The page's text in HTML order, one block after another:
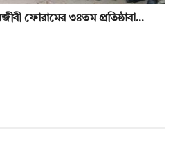
ফোরামের ৩৪তম প্রতিষ্ঠাবা...